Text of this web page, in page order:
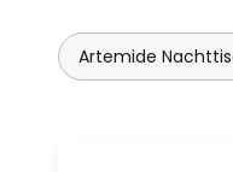
Artemide